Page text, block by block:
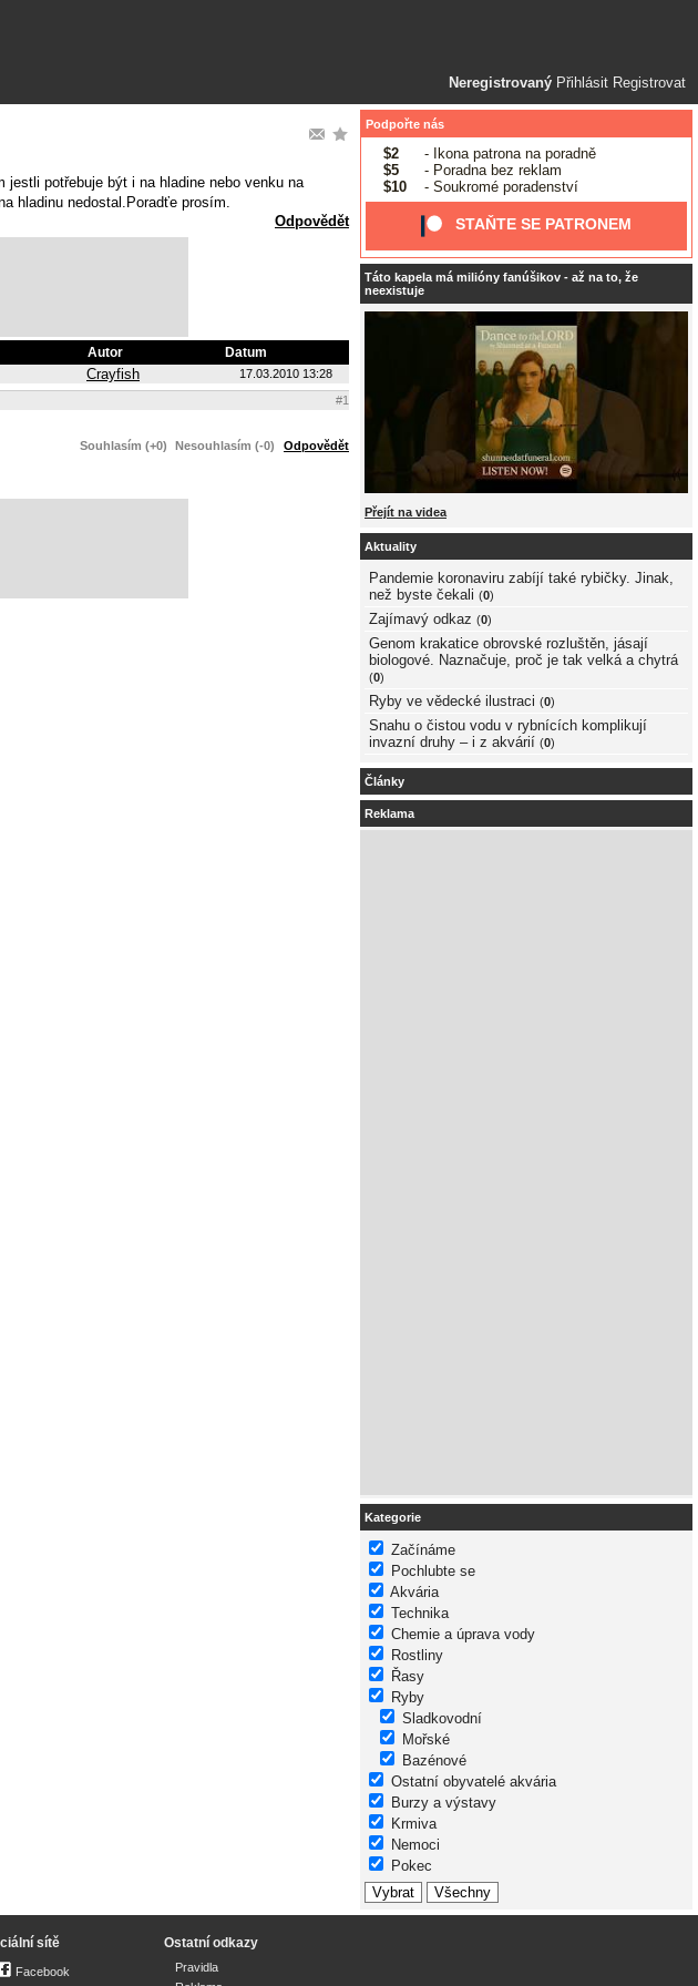
Neregistrovaný Přihlásit Registrovat
potřebuje být i na hladine nebo venku na
hladinu nedostal.Poradťe prosím.
Odpovědět
Autor Datum
Crayfish 17.03.2010 13:28
#1
Souhlasím (+0) Nesouhlasím (-0) Odpovědět
Podpořte nás
$2
- Ikona patrona na poradně
$5
- Poradna bez reklam
$10
- Soukromé poradenství
STAŇTE SE PATRONEM
Táto kapela má milióny fanúšikov - až na to, že
neexistuje
Přejít na videa
Aktuality
Pandemie koronaviru zabíjí také rybičky. Jinak,
než byste čekali (0)
Zajímavý odkaz (0)
Genom krakatice obrovské rozluštěn, jásají
biologové. Naznačuje, proč je tak velká a chytrá
(0)
Ryby ve vědecké ilustraci (0)
Snahu o čistou vodu v rybnících komplikují
invazní druhy – i z akvárií (0)
Články
Reklama
Kategorie
Začínáme
Pochlubte se
Akvária
Technika
Chemie a úprava vody
Rostliny
Řasy
Ryby
Sladkovodní
Mořské
Bazénové
Ostatní obyvatelé akvária
Burzy a výstavy
Krmiva
Nemoci
Pokec
sítě
Facebook
Ostatní odkazy
Pravidla